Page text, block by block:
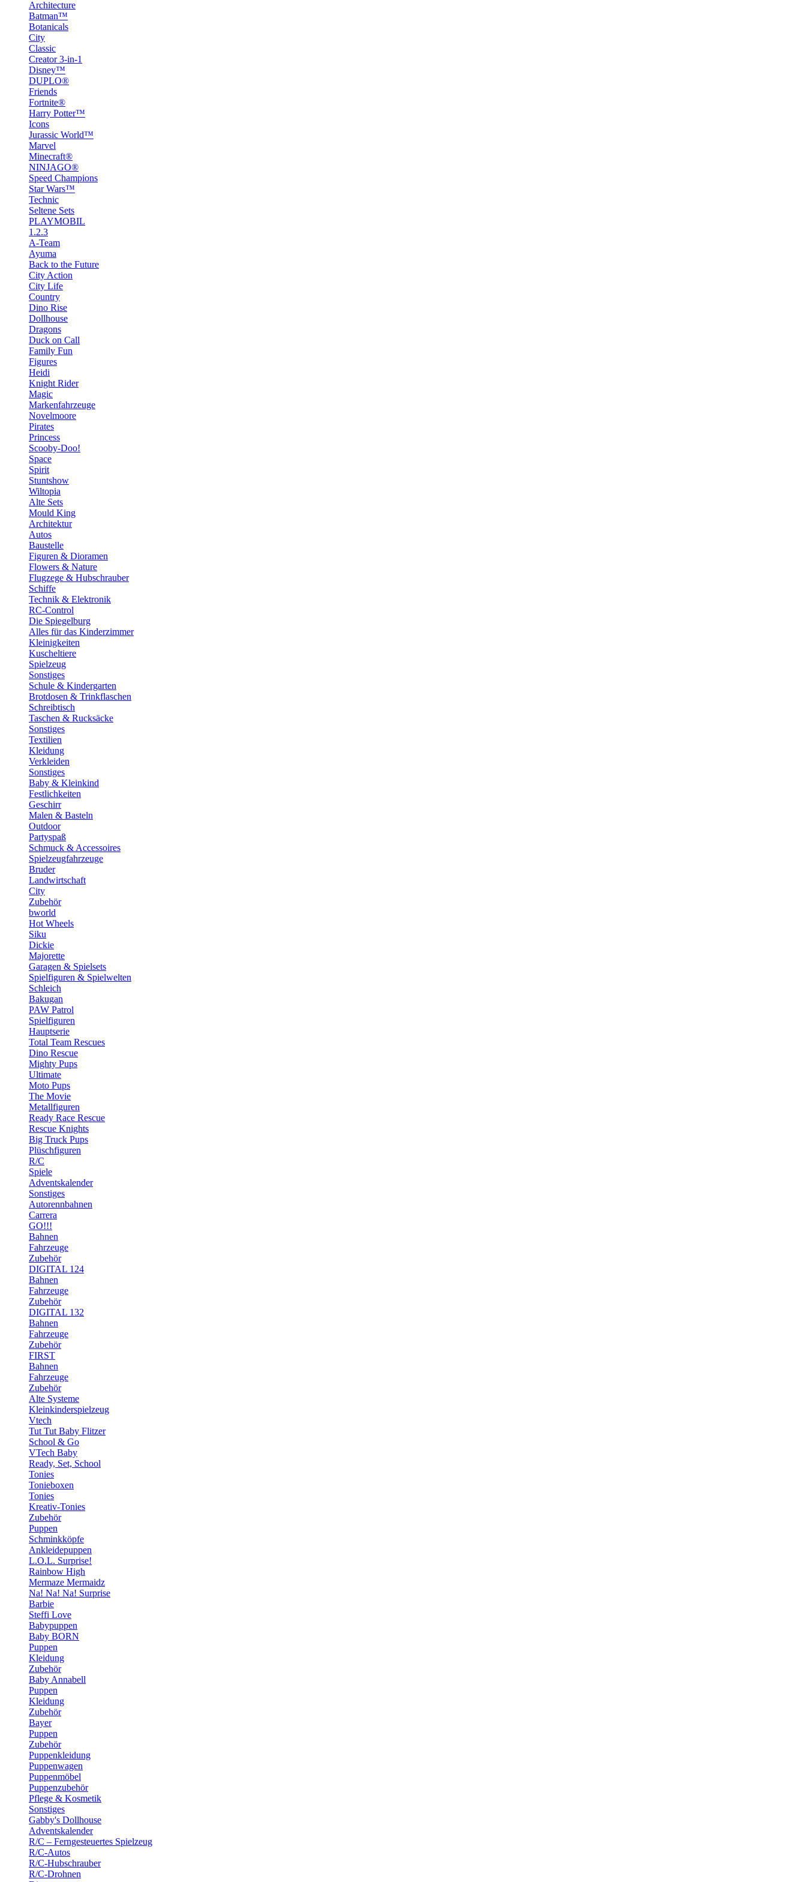
Architecture
Batman™
Botanicals
City
Classic
Creator 3-in-1
Disney™
DUPLO®
Friends
Fortnite®
Harry Potter™
Icons
Jurassic World™
Marvel
Minecraft®
NINJAGO®
Speed Champions
Star Wars™
Technic
Seltene Sets
PLAYMOBIL
1.2.3
A-Team
Ayuma
Back to the Future
City Action
City Life
Country
Dino Rise
Dollhouse
Dragons
Duck on Call
Family Fun
Figures
Heidi
Knight Rider
Magic
Markenfahrzeuge
Novelmoore
Pirates
Princess
Scooby-Doo!
Space
Spirit
Stuntshow
Wiltopia
Alte Sets
Mould King
Architektur
Autos
Baustelle
Figuren & Dioramen
Flowers & Nature
Flugzege & Hubschrauber
Schiffe
Technik & Elektronik
RC-Control
Die Spiegelburg
Alles für das Kinderzimmer
Kleinigkeiten
Kuscheltiere
Spielzeug
Sonstiges
Schule & Kindergarten
Brotdosen & Trinkflaschen
Schreibtisch
Taschen & Rucksäcke
Sonstiges
Textilien
Kleidung
Verkleiden
Sonstiges
Baby & Kleinkind
Festlichkeiten
Geschirr
Malen & Basteln
Outdoor
Partyspaß
Schmuck & Accessoires
Spielzeugfahrzeuge
Bruder
Landwirtschaft
City
Zubehör
bworld
Hot Wheels
Siku
Dickie
Majorette
Garagen & Spielsets
Spielfiguren & Spielwelten
Schleich
Bakugan
PAW Patrol
Spielfiguren
Hauptserie
Total Team Rescues
Dino Rescue
Mighty Pups
Ultimate
Moto Pups
The Movie
Metallfiguren
Ready Race Rescue
Rescue Knights
Big Truck Pups
Plüschfiguren
R/C
Spiele
Adventskalender
Sonstiges
Autorennbahnen
Carrera
GO!!!
Bahnen
Fahrzeuge
Zubehör
DIGITAL 124
Bahnen
Fahrzeuge
Zubehör
DIGITAL 132
Bahnen
Fahrzeuge
Zubehör
FIRST
Bahnen
Fahrzeuge
Zubehör
Alte Systeme
Kleinkinderspielzeug
Vtech
Tut Tut Baby Flitzer
School & Go
VTech Baby
Ready, Set, School
Tonies
Tonieboxen
Tonies
Kreativ-Tonies
Zubehör
Puppen
Schminkköpfe
Ankleidepuppen
L.O.L. Surprise!
Rainbow High
Mermaze Mermaidz
Na! Na! Na! Surprise
Barbie
Steffi Love
Babypuppen
Baby BORN
Puppen
Kleidung
Zubehör
Baby Annabell
Puppen
Kleidung
Zubehör
Bayer
Puppen
Zubehör
Puppenkleidung
Puppenwagen
Puppenmöbel
Puppenzubehör
Pflege & Kosmetik
Sonstiges
Gabby's Dollhouse
Adventskalender
R/C – Ferngesteuertes Spielzeug
R/C-Autos
R/C-Hubschrauber
R/C-Drohnen